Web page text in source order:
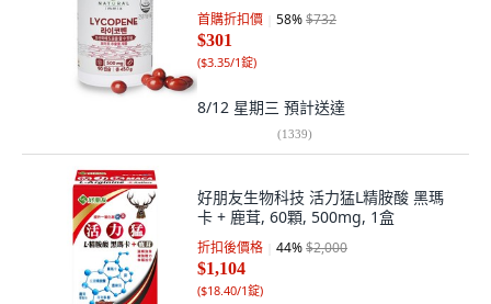
首購折扣價 58%$732
$301
($3.35/1錠)
8/12 星期三 預計送達
(1339)
好朋友生物科技 活力猛L精胺酸 黑瑪
卡 + 鹿茸, 60顆, 500mg, 1盒
折扣後價格 44%$2,000
$1,104
($18.40/1錠)